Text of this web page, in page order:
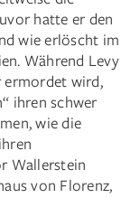
hatte er den
wie erlöscht im
Während Levy
ermordet wird,
ihren schwer
wie die
Wallerstein
von Florenz,